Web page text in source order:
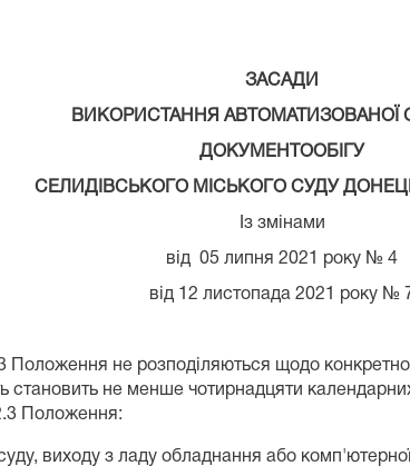
ЗАСАДИ
ВИКОРИСТАННЯ АВТОМАТИЗОВАНОЇ
ДОКУМЕНТООБІГУ
СЕЛИДІВСЬКОГО МІСЬКОГО СУДУ
Із змінами
від 05 липня 2021 року № 4
від 12 листопада 2021 року №
Положення не розподіляються щодо
становить не менше чотирнадцяти
Положення:
виходу з ладу обладнання або